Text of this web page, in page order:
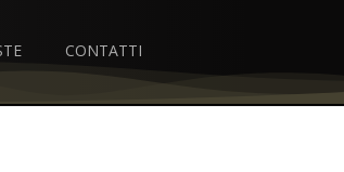
CONTATTI